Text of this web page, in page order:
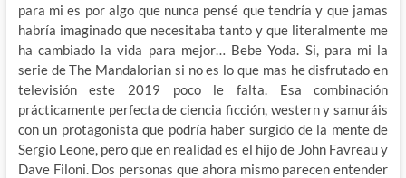
para mi es por algo que nunca pensé que tendría y que jamas
habría imaginado que necesitaba tanto y que literalmente me
ha cambiado la vida para mejor… Bebe Yoda. Si, para mi la
serie de The Mandalorian si no es lo que mas he disfrutado en
televisión este 2019 poco le falta. Esa combinación
prácticamente perfecta de ciencia ficción, western y samuráis
con un protagonista que podría haber surgido de la mente de
Sergio Leone, pero que en realidad es el hijo de John Favreau y
Dave Filoni. Dos personas que ahora mismo parecen entender